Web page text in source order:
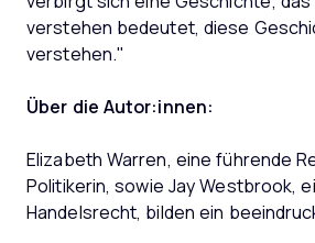
verstehen bedeutet, diese
verstehen."
Über die Autor:innen:
Elizabeth Warren, eine führende
Politikerin, sowie Jay Westbrook,
Handelsrecht, bilden ein